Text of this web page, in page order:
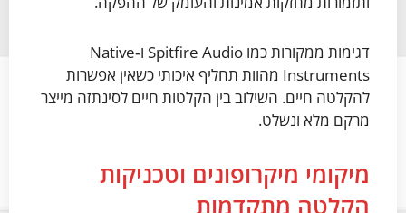
דגימות ממקורות כמו Spitfire Audio ו‑Native
Instruments מהוות תחליף איכותי כשאין אפשרות
להקלטה חיים. השילוב בין הקלטות חיים לסינתזה מייצר
מרקם מלא ונשלט.
מיקומי מיקרופונים וטכניקות
הקלטה מתקדמות